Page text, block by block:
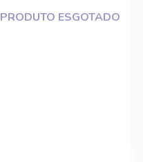
PRODUTO ESGOTADO